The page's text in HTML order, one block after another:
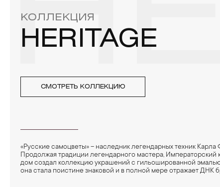
КОЛЛЕКЦИЯ
HERITAGE
СМОТРЕТЬ КОЛЛЕКЦИЮ
«Русские самоцветы» – наследник легендарных техник
Продолжая традиции легендарного мастера, Императорский
дом создал коллекцию украшений с гильошированной эмалью
она стала поистине знаковой и в полной мере отражает ДНК